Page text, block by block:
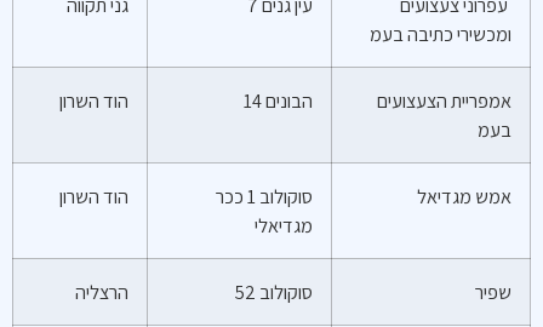
ומכשירי כתיבה בעמ
אמפריית הצעצועים
בעמ
הבונים 14 הוד השרון
אמש מגדיאל
סוקולוב 1 ככר
מגדיאלי
הוד השרון
שפיר סוקולוב 52 הרצליה